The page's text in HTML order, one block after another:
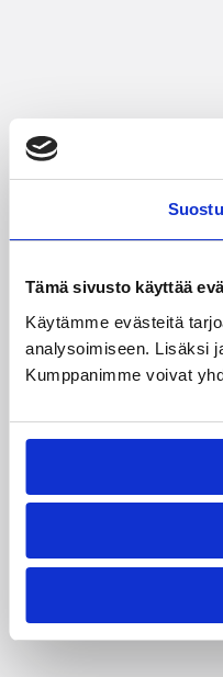
Tämä sivusto käyttää
Käytämme evästeitä
analysoimiseen. Lisäksi
Kumppanimme voivat